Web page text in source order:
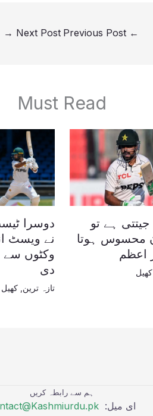
←
Next Post
→
Must Read
جیتتی ہے تو
محسوس ہوتا
اعظم
,کھیل
دوسرا
وکٹوں
دی
تازہ ترین ,کھیل
ہم سے رابطہ کریں
ای میل: